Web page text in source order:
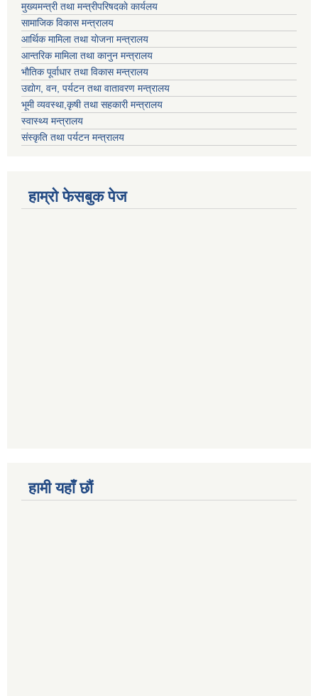
मुख्यमन्त्री तथा मन्त्रीपरिषदकाे कार्यलय
सामाजिक विकास मन्त्रालय
आर्थिक मामिला तथा याेजना मन्त्रालय
आन्तरिक मामिला तथा कानुन मन्त्रालय
भाैतिक पूर्वाधार तथा विकास मन्त्रालय
उद्याेग, वन, पर्यटन तथा वातावरण मन्त्रालय
भूमी व्यवस्था,कृषी तथा सहकारी मन्त्रालय
स्वास्थ्य मन्त्रालय
संस्कृति तथा पर्यटन मन्त्रालय
हाम्राे फेसबुक पेज
हामी यहाँ छौं